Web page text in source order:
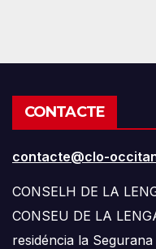
CONTACTE
contacte@clo-
CONSELH DE LA
CONSEU DE LA
residéncia la Segurana